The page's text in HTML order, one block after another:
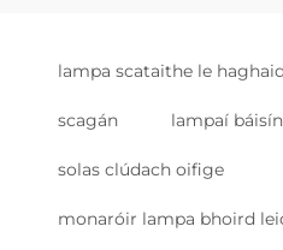
lampa scataithe le
scagán lampaí
solas clúdach oifige
monaróir lampa bhoird